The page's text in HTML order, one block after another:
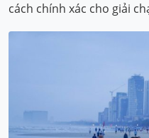
cách chính xác cho giải